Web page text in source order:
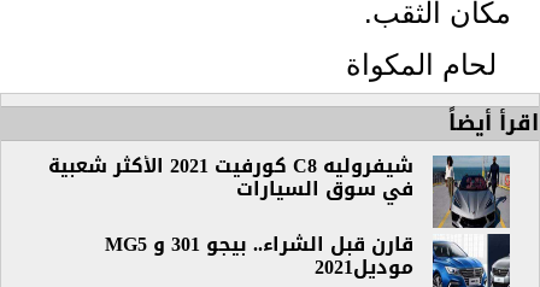
مكان الثقب.
لحام المكواة
اقرأ أيضاً
شيفروليه C8 كورفيت 2021 الأكثر شعبية
في سوق السيارات
قارن قبل الشراء.. بيجو 301 و MG5
موديل2021